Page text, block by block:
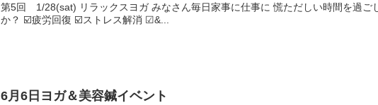
第5回 1/28(sat) リラックスヨガ みなさん毎日家事に仕事に 慌ただしい時間を過ご
か？ ☑️疲労回復 ☑️ストレス解消 ☑&...
6月6日ヨガ＆美容鍼イベント